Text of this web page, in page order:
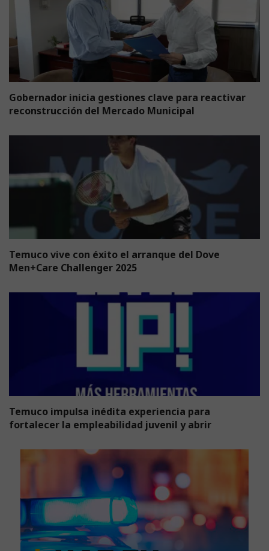
Gobernador inicia gestiones clave para reactivar
reconstrucción del Mercado Municipal
Temuco vive con éxito el arranque del Dove
Men+Care Challenger 2025
Temuco impulsa inédita experiencia para
fortalecer la empleabilidad juvenil y abrir